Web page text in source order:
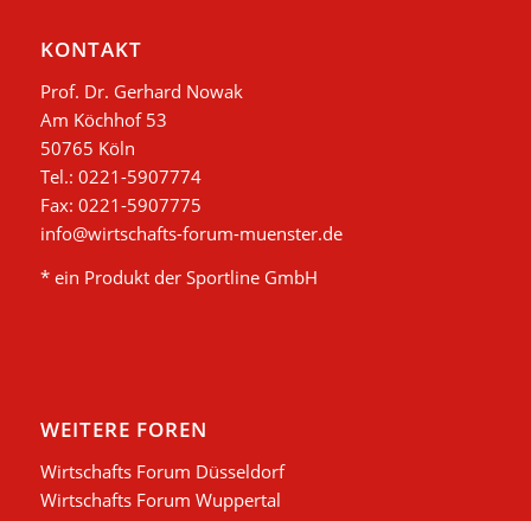
KONTAKT
Prof. Dr. Gerhard Nowak
Am Köchhof 53
50765 Köln
Tel.: 0221-5907774
Fax: 0221-5907775
info@wirtschafts-forum-muenster.de
* ein Produkt der Sportline GmbH
WEITERE FOREN
Wirtschafts Forum Düsseldorf
Wirtschafts Forum Wuppertal